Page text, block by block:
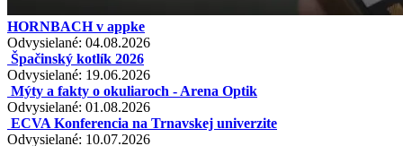
HORNBACH v appke
Odvysielané: 04.08.2026
Špačinský kotlík 2026
Odvysielané: 19.06.2026
Mýty a fakty o okuliaroch - Arena Optik
Odvysielané: 01.08.2026
ECVA Konferencia na Trnavskej univerzite
Odvysielané: 10.07.2026